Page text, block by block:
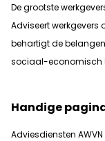
De grootste
Adviseert werkgevers
behartigt de
sociaal-economisch
Handige
Adviesdiensten AWVN